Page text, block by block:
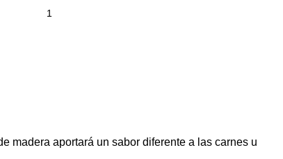
madera aportará un sabor diferente a las carnes u